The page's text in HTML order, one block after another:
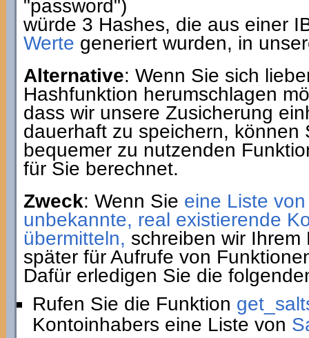
"password")
würde 3 Hashes, die aus einer
Werte generiert wurden, in
Alternative: Wenn Sie sich
Hashfunktion herumschlagen
dass wir unsere Zusicherung
dauerhaft zu speichern,
bequemer zu nutzenden
für Sie berechnet.
Zweck: Wenn Sie eine Liste
unbekannte, real existierende
übermitteln, schreiben wir
später für Aufrufe von
Dafür erledigen Sie die
Rufen Sie die Funktion
Kontoinhabers eine Liste von